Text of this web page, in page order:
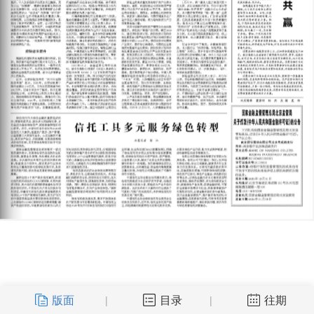
版面 | 目录 | 往期